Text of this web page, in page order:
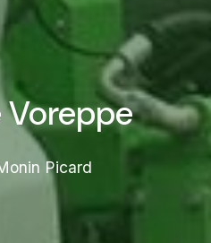
Voreppe
Picard